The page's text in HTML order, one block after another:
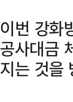
이번 강화
공사대금
지는 것을